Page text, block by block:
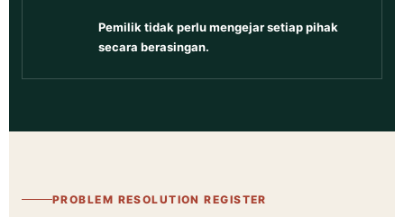
Pemilik tidak perlu mengejar setiap pihak
secara berasingan.
PROBLEM RESOLUTION REGISTER